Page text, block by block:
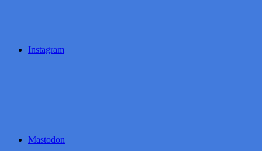
Instagram
Mastodon